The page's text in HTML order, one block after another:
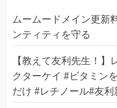
ムームードメイン更新
ンティティを守る
【教えて友利先生！
クターケイ #ビタミン
だけ #レチノール#友利